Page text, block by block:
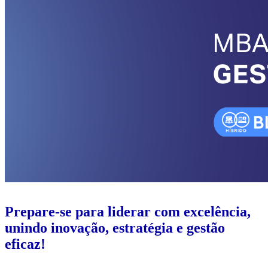
Prepare-se para liderar com excelência,
unindo inovação, estratégia e gestão
eficaz!